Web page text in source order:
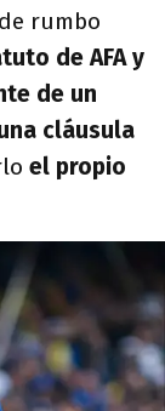
rumbo
de AFA y
de un
cláusula
el propio